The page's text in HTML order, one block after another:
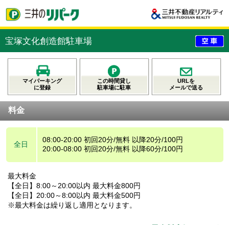
宝塚文化創造館駐車場
マイパーキング
に登録
この時間貸し
駐車場に駐車
URLを
メールで送る
料金
全日
08:00-20:00 初回20分/無料 以降20分/100円
20:00-08:00 初回20分/無料 以降60分/100円
最大料金
【全日】8:00～20:00以内 最大料金800円
【全日】20:00～8:00以内 最大料金500円
※最大料金は繰り返し適用となります。